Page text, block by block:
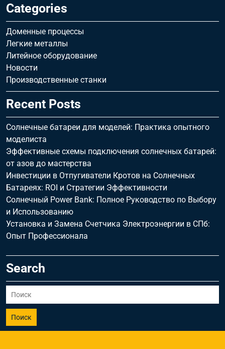
Categories
Доменные процессы
Легкие металлы
Литейное оборудование
Новости
Производственные станки
Recent Posts
Солнечные батареи для моделей: Практика опытного
моделиста
Эффективные схемы подключения солнечных батарей:
от азов до мастерства
Инвестиции в Отпугиватели Кротов на Солнечных
Батареях: ROI и Стратегии Эффективности
Солнечный Power Bank: Полное Руководство по Выбору
и Использованию
Установка и Замена Счетчика Электроэнергии в СПб:
Опыт Профессионала
Search
Поиск